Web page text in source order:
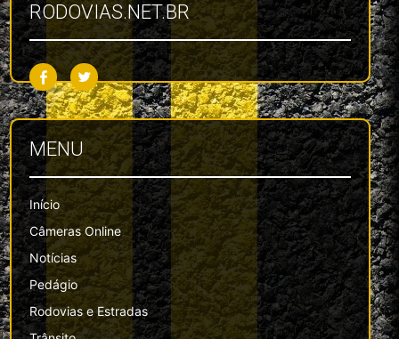
RODOVIAS.NET.BR
MENU
Início
Câmeras Online
Notícias
Pedágio
Rodovias e Estradas